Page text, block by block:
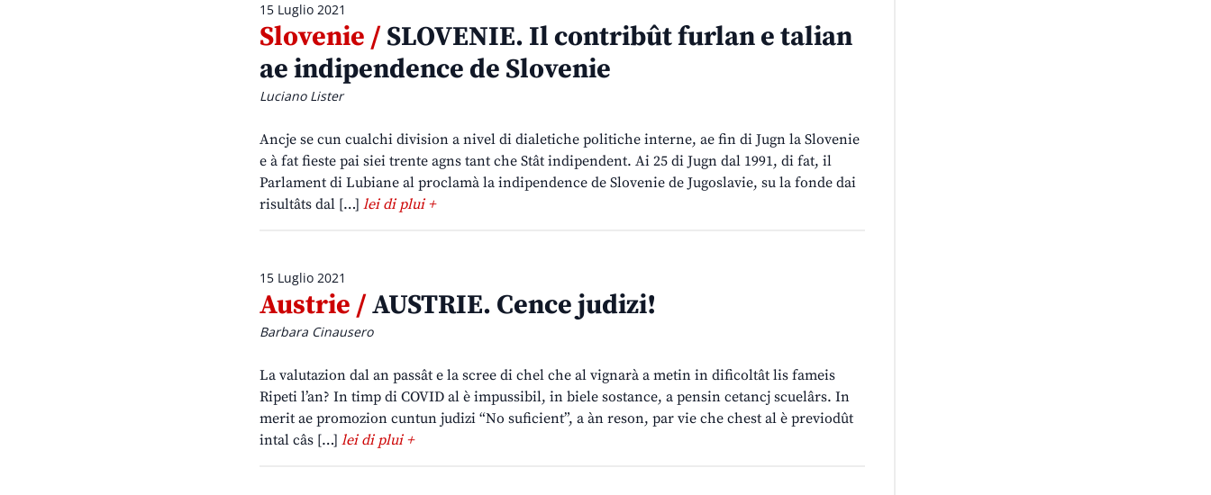
15 Luglio 2021
Slovenie /SLOVENIE. Il contribût furlan e talian
ae indipendence de Slovenie
Luciano Lister
Ancje se cun cualchi division a nivel di dialetiche politiche interne, ae fin di Jugn la Slovenie
e à fat fieste pai siei trente agns tant che Stât indipendent. Ai 25 di Jugn dal 1991, di fat, il
Parlament di Lubiane al proclamà la indipendence de Slovenie de Jugoslavie, su la fonde dai
risultâts dal […] lei di plui +
15 Luglio 2021
Austrie /AUSTRIE. Cence judizi!
Barbara Cinausero
La valutazion dal an passât e la scree di chel che al vignarà a metin in dificoltât lis fameis
Ripeti l’an? In timp di COVID al è impussibil, in biele sostance, a pensin cetancj scuelârs. In
merit ae promozion cuntun judizi “No suficient”, a àn reson, par vie che chest al è previodût
intal câs […] lei di plui +